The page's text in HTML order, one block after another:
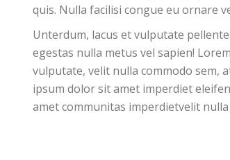
quis. Nulla facilisi congue eu ornare
Unterdum, lacus et vulputate
egestas nulla metus vel sapien!
vulputate, velit nulla commodo sem,
ipsum dolor sit amet imperdiet
amet communitas imperdietvelit nulla